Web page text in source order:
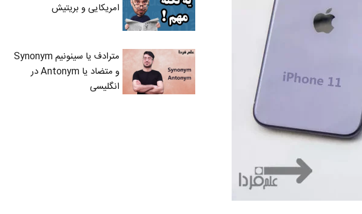
امریکایی و بریتیش
مترادف یا سینونیم Synonym
و متضاد یا Antonym در
انگلیسی